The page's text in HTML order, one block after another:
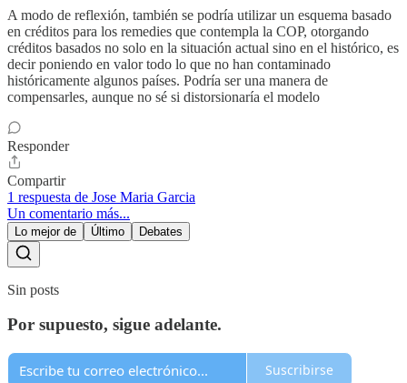
A modo de reflexión, también se podría utilizar un esquema basado
en créditos para los remedies que contempla la COP, otorgando
créditos basados no solo en la situación actual sino en el histórico, es
decir poniendo en valor todo lo que no han contaminado
históricamente algunos países. Podría ser una manera de
compensarles, aunque no sé si distorsionaría el modelo
Responder
Compartir
1 respuesta de Jose Maria Garcia
Un comentario más...
Lo mejor de Último Debates
Sin posts
Por supuesto, sigue adelante.
Suscribirse